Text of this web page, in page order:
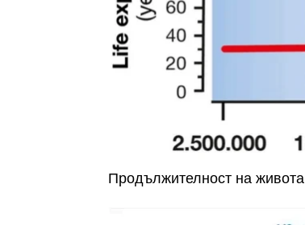
Продължителност на живота